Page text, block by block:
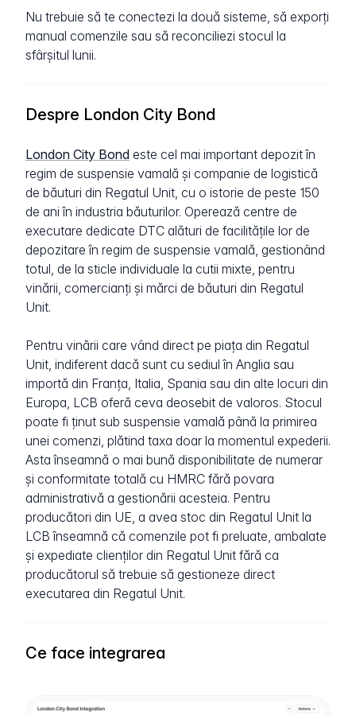
Nu trebuie să te conectezi la două sisteme, să exporți
manual comenzile sau să reconciliezi stocul la
sfârșitul lunii.
Despre London City Bond
London City Bond este cel mai important depozit în
regim de suspensie vamală și companie de logistică
de băuturi din Regatul Unit, cu o istorie de peste 150
de ani în industria băuturilor. Operează centre de
executare dedicate DTC alături de facilitățile lor de
depozitare în regim de suspensie vamală, gestionând
totul, de la sticle individuale la cutii mixte, pentru
vinării, comercianți și mărci de băuturi din Regatul
Unit.
Pentru vinării care vând direct pe piața din Regatul
Unit, indiferent dacă sunt cu sediul în Anglia sau
importă din Franța, Italia, Spania sau din alte locuri din
Europa, LCB oferă ceva deosebit de valoros. Stocul
poate fi ținut sub suspensie vamală până la primirea
unei comenzi, plătind taxa doar la momentul expederii.
Asta înseamnă o mai bună disponibilitate de numerar
și conformitate totală cu HMRC fără povara
administrativă a gestionării acesteia. Pentru
producători din UE, a avea stoc din Regatul Unit la
LCB înseamnă că comenzile pot fi preluate, ambalate
și expediate clienților din Regatul Unit fără ca
producătorul să trebuie să gestioneze direct
executarea din Regatul Unit.
Ce face integrarea